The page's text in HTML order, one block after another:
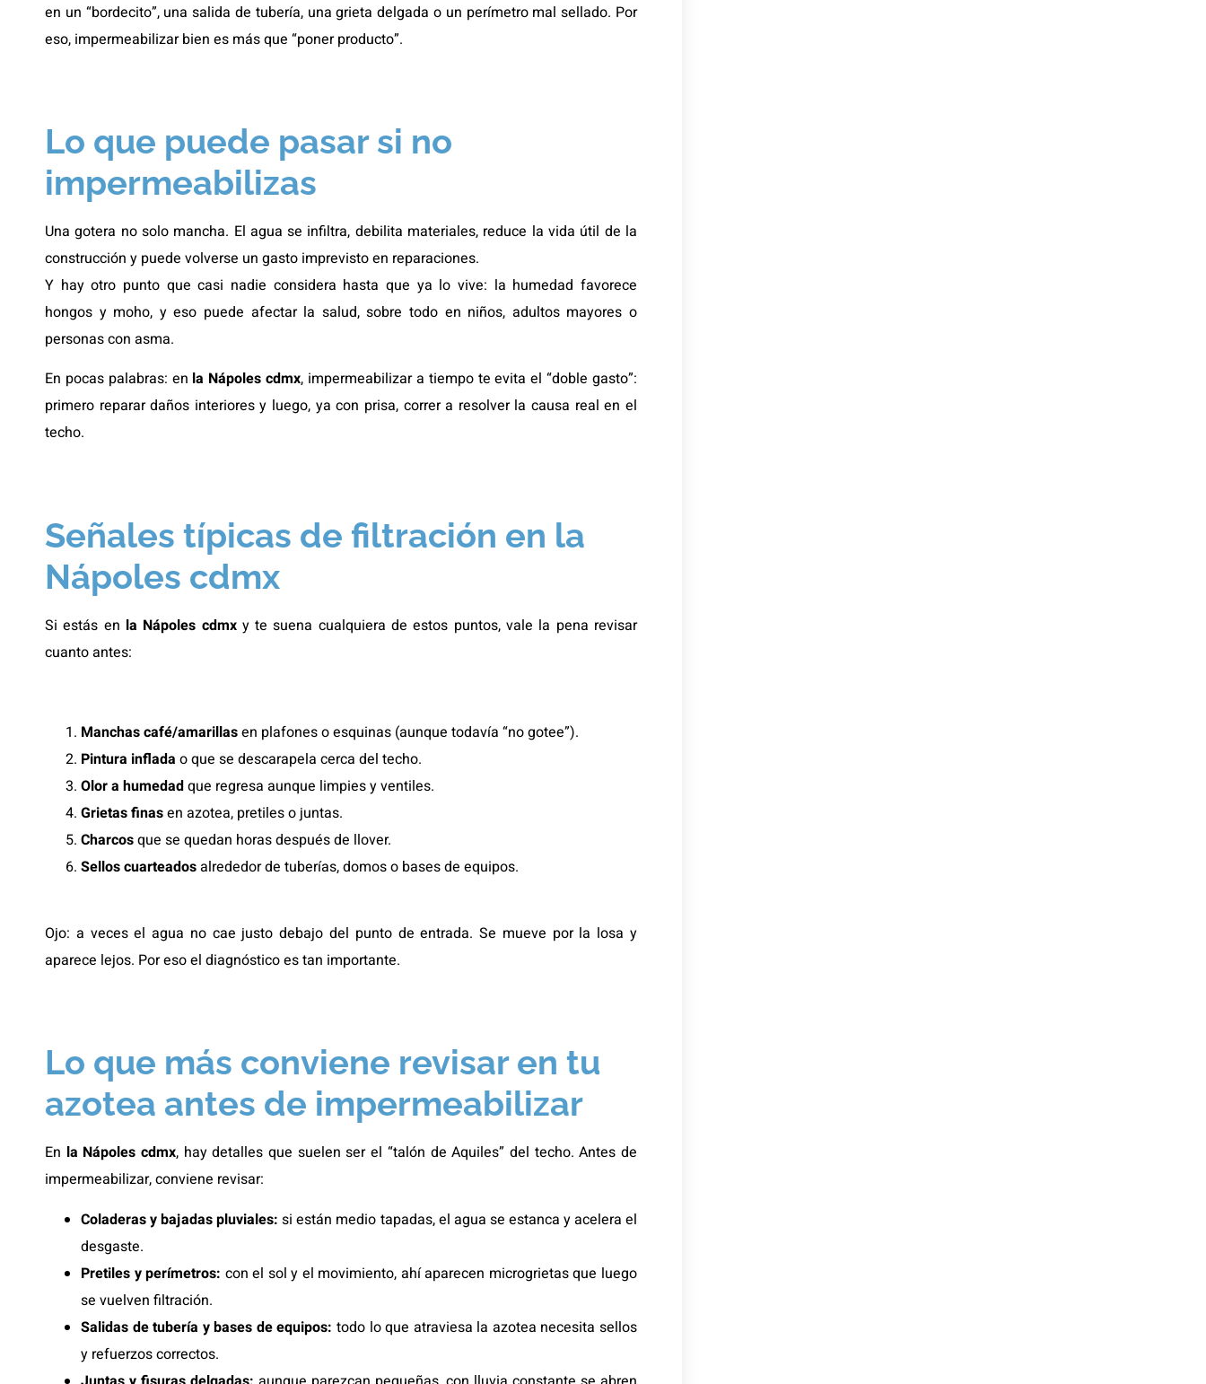
en un “bordecito”, una salida de tubería, una grieta delgada o un perímetro mal sellado. Por
eso, impermeabilizar bien es más que “poner producto”.
Lo que puede pasar si no
impermeabilizas
Una gotera no solo mancha. El agua se infiltra, debilita materiales, reduce la vida útil de la
construcción y puede volverse un gasto imprevisto en reparaciones.
Y hay otro punto que casi nadie considera hasta que ya lo vive: la humedad favorece
hongos y moho, y eso puede afectar la salud, sobre todo en niños, adultos mayores o
personas con asma.
En pocas palabras: en la Nápoles cdmx, impermeabilizar a tiempo te evita el “doble gasto”:
primero reparar daños interiores y luego, ya con prisa, correr a resolver la causa real en el
techo.
Señales típicas de filtración en la
Nápoles cdmx
Si estás en la Nápoles cdmxy te suena cualquiera de estos puntos, vale la pena revisar
cuanto antes:
Manchas café/amarillasen plafones o esquinas (aunque todavía “no gotee”).
Pintura inflada o que se descarapela cerca del techo.
Olor a humedadque regresa aunque limpies y ventiles.
Grietas finasen azotea, pretiles o juntas.
Charcosque se quedan horas después de llover.
Sellos cuarteadosalrededor de tuberías, domos o bases de equipos.
Ojo: a veces el agua no cae justo debajo del punto de entrada. Se mueve por la losa y
aparece lejos. Por eso el diagnóstico es tan importante.
Lo que más conviene revisar en tu
azotea antes de impermeabilizar
En la Nápoles cdmx, hay detalles que suelen ser el “talón de Aquiles” del techo. Antes de
impermeabilizar, conviene revisar:
Coladeras y bajadas pluviales: si están medio tapadas, el agua se estanca y acelera el
desgaste.
Pretiles y perímetros: con el sol y el movimiento, ahí aparecen microgrietas que luego
se vuelven filtración.
Salidas de tubería y bases de equipos: todo lo que atraviesa la azotea necesita sellos
y refuerzos correctos.